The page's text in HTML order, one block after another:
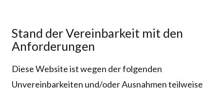
Stand der Vereinbarkeit mit den
Anforderungen
Diese Website ist wegen der folgenden
Unvereinbarkeiten und/oder Ausnahmen teilweise